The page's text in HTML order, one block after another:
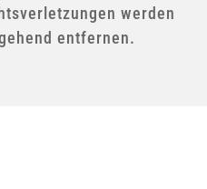
werden
entfernen.